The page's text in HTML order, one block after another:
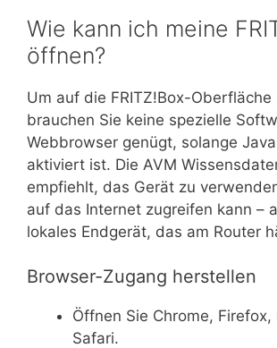
Wie kann ich meine
öffnen?
Um auf die FRITZ!Box-Oberfläche
brauchen Sie keine spezielle
Webbrowser genügt, solange
aktiviert ist. Die AVM
empfiehlt, das Gerät zu
auf das Internet zugreifen kann –
lokales Endgerät, das am Router
Browser-Zugang herstellen
Öffnen Sie Chrome, Firefox,
Safari.